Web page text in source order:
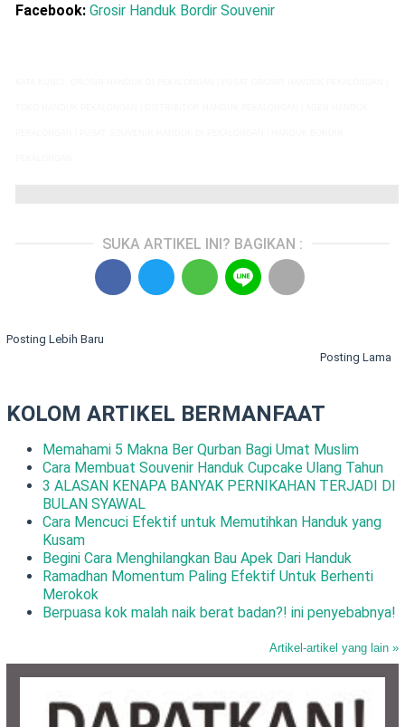
Facebook: Grosir Handuk Bordir Souvenir
SUKA ARTIKEL INI? BAGIKAN :
Posting Lebih Baru
Posting Lama
KOLOM ARTIKEL BERMANFAAT
Memahami 5 Makna Ber Qurban Bagi Umat Muslim
Cara Membuat Souvenir Handuk Cupcake Ulang Tahun
3 ALASAN KENAPA BANYAK PERNIKAHAN TERJADI DI
BULAN SYAWAL
Cara Mencuci Efektif untuk Memutihkan Handuk yang
Kusam
Begini Cara Menghilangkan Bau Apek Dari Handuk
Ramadhan Momentum Paling Efektif Untuk Berhenti
Merokok
Berpuasa kok malah naik berat badan?! ini penyebabnya!
Artikel-artikel yang lain »